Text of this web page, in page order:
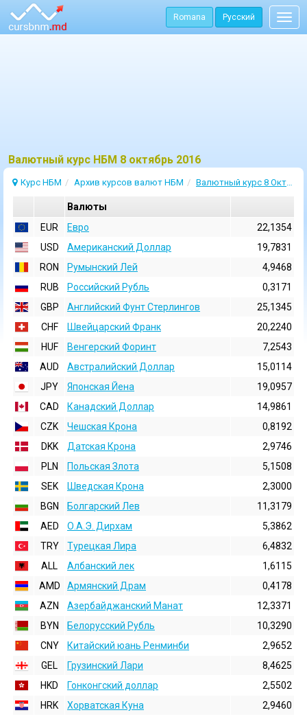
Romana Русский
Bалютный курс НБМ 8 октябрь 2016
Курс НБМ Архив курсов валют НБМ Валютный курс 8 Октябрь 2016
Валюты
EUR
Евро
22,1354
USD
Aмериканский Доллар
19,7831
RON
Румынский Лей
4,9468
RUB
Российский Рубль
0,3171
GBP
Английский Фунт Стерлингов
25,1345
CHF
Швейцарский Франк
20,2240
HUF
Венгерский Форинт
7,2543
AUD
Австралийский Доллар
15,0114
JPY
Японская Йена
19,0957
CAD
Канадский Доллар
14,9861
CZK
Чешская Крона
0,8192
DKK
Датская Крона
2,9746
PLN
Польская Злота
5,1508
SEK
Шведская Крона
2,3000
BGN
Болгарский Лев
11,3179
AED
О.А.Э. Дирхам
5,3862
TRY
Турецкая Лира
6,4832
ALL
Албанский лек
1,6115
AMD
Армянский Драм
0,4178
AZN
Азербайджанский Манат
12,3371
BYN
Белорусский Рубль
10,3290
CNY
Китайский юань Ренминби
2,9652
GEL
Грузинский Лари
8,4625
HKD
Гонконгский доллаp
2,5502
HRK
Хорватская Куна
2,9460